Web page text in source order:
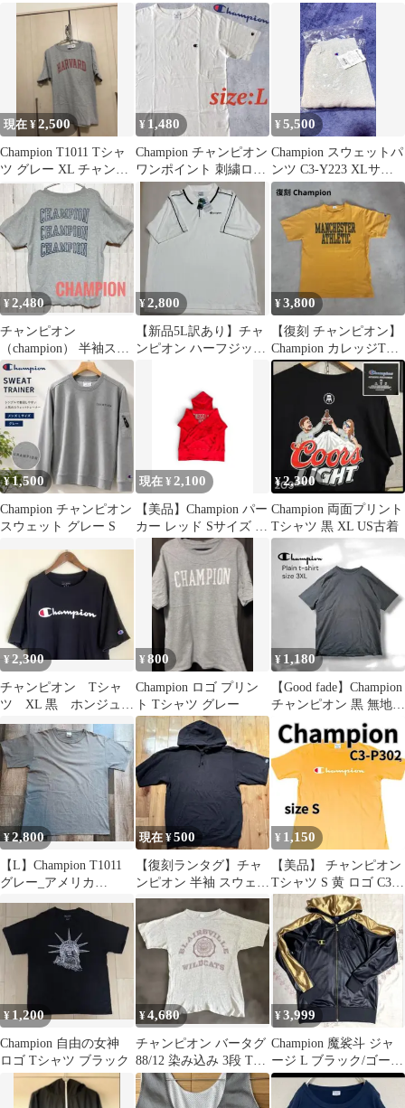
ツ グレー Lサイズ
ャツ XL マイアミ大学
霜降り
現在 ¥2,500
Champion T1011 Tシャ
ツ グレー XL チャンピ
オン
¥ 1,480
Champion チャンピオン
ワンポイント 刺繍ロゴ
Tシャツ 白 L 半袖
¥5,500
Champion スウェットパ
ンツ C3-Y223 XLサイ
ズ
¥2,480
チャンピオン
（champion） 半袖スウ
ェット バックプリン
ト
¥2,800
【新品5L訳あり】チャ
ンピオン ハーフジップ
¥3,800
【復刻 チャンピオン】
Champion カレッジTシ
ャツ マスタード M
¥1,500
Champion チャンピオン
スウェット グレー S
現在 ¥ 2,100
【美品】Champion パー
カー レッド Sサイズ 6
枚目の写真はイメージ
です
¥2,300
Champion 両面プリント
Tシャツ 黒 XL US古着
¥2,300
チャンピオン Tシャ
ツ XL 黒 ホンジュラ
ス製 Champion 古着
¥800
Champion ロゴ プリン
ト Tシャツ グレー
¥ 1,180
【Good fade】Champion
チャンピオン 黒 無地T
シャツ 袖ロゴ
¥2,800
【L】Champion T1011
グレー_アメリカ
製/USA製
現在 ¥500
【復刻ランタグ】チャ
ンピオン 半袖 スウェッ
トパーカー チャコール
グレー M
¥ 1,150
【美品】 チャンピオン
Tシャツ S 黄 ロゴ C3-
P302 メンズ アメカジ
¥ 1,200
Champion 自由の女神
ロゴ Tシャツ ブラック
¥4,680
チャンピオン バータグ
88/12 染み込み 3段 Tシ
ャツ M⁠
¥3,999
Champion 魔裟斗 ジャ
ージ L ブラック/ゴール
ド 黒金 刺繍ロゴ